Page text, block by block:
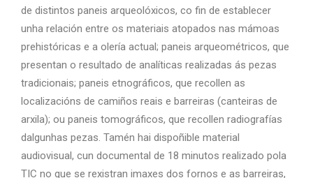
de distintos paneis arqueolóxicos, co fin de establecer
unha relación entre os materiais atopados nas mámoas
prehistóricas e a olería actual; paneis arqueométricos, que
presentan o resultado de analíticas realizadas ás pezas
tradicionais; paneis etnográficos, que recollen as
localizacións de camiños reais e barreiras (canteiras de
arxila); ou paneis tomográficos, que recollen radiografías
dalgunhas pezas. Tamén hai dispoñible material
audiovisual, cun documental de 18 minutos realizado pola
TIC no que se rexistran imaxes dos fornos e as barreiras,